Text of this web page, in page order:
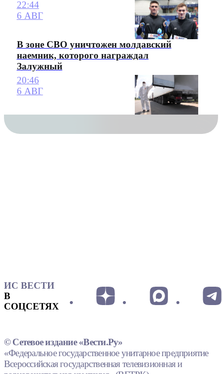
22:44
6 АВГ
В зоне СВО уничтожен молдавский
наемник, которого награждал
Залужный
20:46
6 АВГ
ИС ВЕСТИ
В
СОЦСЕТЯХ
© Сетевое издание «Вести.Ру»
«Федеральное государственное унитарное предприятие
Всероссийская государственная телевизионная и